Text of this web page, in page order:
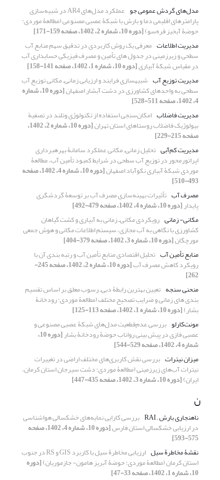
مدل‌های گردش عمومی جو
عملکرد مدل‌های AR4 در شبیه‌سازی
پارامترهای اقلیمی دما و بارش با شبکۀ عصبی مصنوعی (مطالعۀ موردی:
حوضۀ آبخیز قره‌سو)[دوره 10، شماره 2، 1402، صفحه 159-171]
مدیریت اطلاعات معرفی یک روش کاربردی در تدقیق سهم منابع آب
سطحی و زیرزمینی در جدول های تأمین و مصرف فیزیکی حسابداری آب
در مقیاس شبکۀ آبیاری[دوره 10، شماره 1، 1402، صفحه 141-158]
مدیریت توزیع آب شبیه‏سازی فرایند و ارزیابی زمانی‌ـ مکانی توزیع آب
سطحی به واحدهای کشاورزی در دشت آبشار اصفهان [دوره 10، شماره
4، 1402، صفحه 511-528]
مدیریت فاضلاب امکان‌سنجی استفاده از تکنولوژی وتلند در تصفیة
بیولوژیک فاضلاب روستاهای استان تهران [دوره 10، شماره 2، 1402،
صفحه 215-229]
مدیریت کم‌آبی تحلیل زمانی‌ـ مکانی عملکرد سامانۀ بهره‏برداری
اپراتور‌محور در توزیع آب سطحی در شرایط کمبود تأمین آب، مطالعۀ
موردی شبکۀ آبیاری نکوآباد اصفهان [دوره 10، شماره 4، 1402، صفحه
493-510]
مصرف آب تأثیرات بهینه‌‌‌‌سازی مصرف آب بر توسعۀ گردشگری
پایدار[دوره 10، شماره 4، 1402، صفحه 479-492]
مکانی- زمانی رویکردی مکانی‌ـ زمانی به آبیاری و کشت گیاهان
کشاورزی با نگاهی به آب مجازی، سیستم اطلاعات مکانی و هوش جمعی
مورچگان[دوره 10، شماره 3، 1402، صفحه 379-404]
منابع تأمین آب تحلیل اقتصادی منابع تأمین آب و رتبه بندی آن با
رویکرد کاهش مصرف آب [دوره 10، شماره 2، 1402، صفحه 245-
262]
منحنی سنجه تعیین بهترین رابطۀ دبی‌ـ رسوب معلق بر اساس تقسیم‏
بندی‏ های زمانی و ضرایب تصحیح مختلف (مطالعۀ موردی: رودخانۀ
بشار)[دوره 10، شماره 1، 1402، صفحه 113-125]
مونت‌کارلو بررسی عدم‌قطعیت مدل‌های شبکۀ عصبی مصنوعی و
عصبی فازی در پیش بینی رواناب حوضۀ رودخانۀ بشار [دوره 10،
شماره 4، 1402، صفحه 529-544]
میزان نیترات بررسی نقش کاربری‌های مختلف اراضی در تغییرات
نیترات آب‌های زیر‌زمینی (مطالعۀ موردی: دشت سیرجان استان کرمان،
ایران)[دوره 10، شماره 3، 1402، صفحه 435-447]
ن
ناهنجاری بارش .RAI بررسی کارایی نمایه‌های خشکسالی هواشناسی
در ارزیابی خشکسالی استان فارس [دوره 10، شماره 4، 1402، صفحه
575-593]
نقشۀ مخاطرۀ سیل
ارزیابی مخاطرۀ سیل با کاربرد GIS و RS در جنوب
استان کرمان (مطالعۀ موردی: حوضۀ آبریز هامون- جازموریان)[دوره
10، شماره 1، 1402، صفحه 33-47]